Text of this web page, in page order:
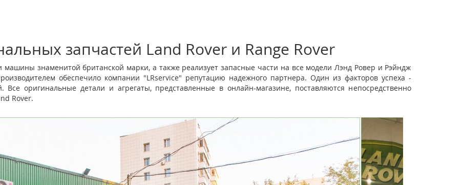
запчастей Land Rover и Range Rover
машины знаменитой британской марки, а также реализует запасные части на все модели Лэнд Ровер и Рэйндж
обеспечило компании "LRservice" репутацию надежного партнера. Один из факторов успеха -
оригинальные детали и агрегаты, представленные в онлайн-магазине, поставляются непосредственно
Rover.